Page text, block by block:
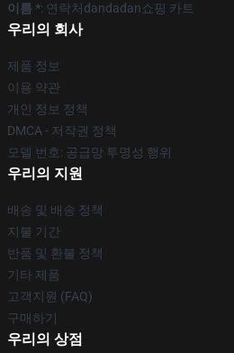
이름 *: 연락처dandadan쇼핑 카트
우리의 회사
제품 정보
이용 약관
개인 정보 정책
DMCA - 저작권 정책
모델 번호: 공급망 투명성 행위
우리의 지원
배송 및 배송 정책
지불 기간
반품 및 환불 정책
기타 제품
고객지원 (FAQ)
구매하기
우리의 상점